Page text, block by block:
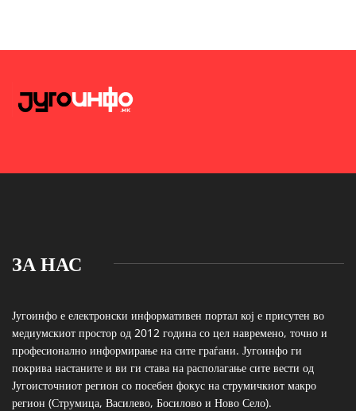
ЗА НАС
Југоинфо е електронски информативен портал кој е присутен во
медиумскиот простор од 2012 година со цел навремено, точно и
професионално информирање на сите граѓани. Југоинфо ги
покрива настаните и ви ги става на располагање сите вести од
Југоисточниот регион со посебен фокус на струмичкиот макро
регион (Струмица, Василево, Босилово и Ново Село).